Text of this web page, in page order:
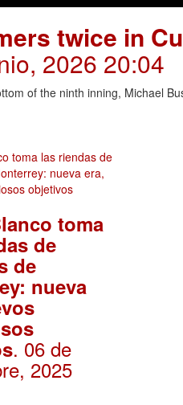
twice in
2026 20:04
of the ninth inning, Michael
toma
de
de
nueva
. 06 de
2025